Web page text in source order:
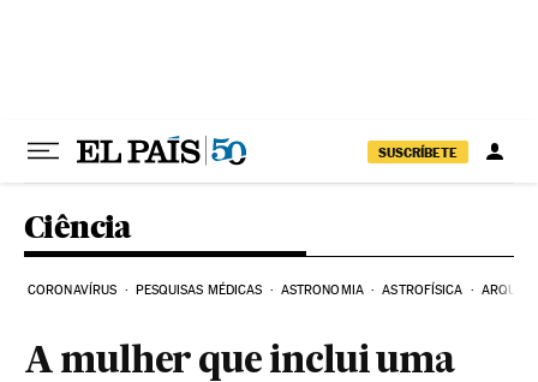
SUSCRÍBETE
Ciência
CORONAVÍRUS PESQUISAS MÉDICAS ASTRONOMIA ASTROFÍSICA
A mulher que inclui uma